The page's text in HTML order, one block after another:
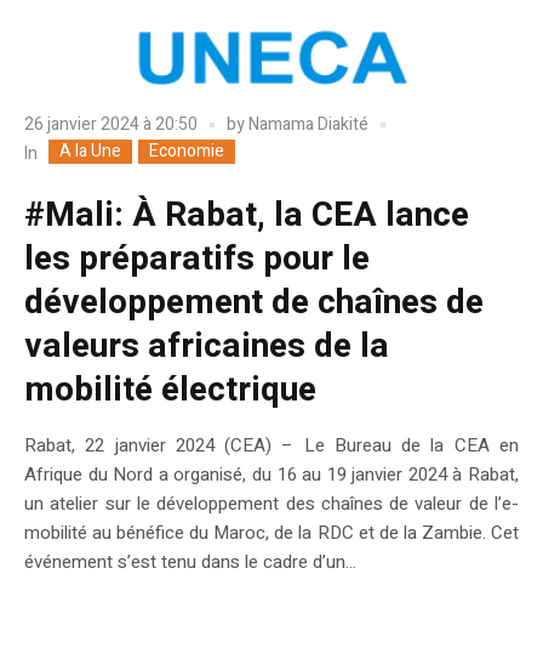
26 janvier 2024 à 20:50 byNamama Diakité
In
A la Une Economie
#Mali: À Rabat, la CEA lance
les préparatifs pour le
développement de chaînes de
valeurs africaines de la
mobilité électrique
Rabat, 22 janvier 2024 (CEA) – Le Bureau de la CEA en
Afrique du Nord a organisé, du 16 au 19 janvier 2024 à Rabat,
un atelier sur le développement des chaînes de valeur de l’e-
mobilité au bénéfice du Maroc, de la RDC et de la Zambie. Cet
événement s’est tenu dans le cadre d’un...